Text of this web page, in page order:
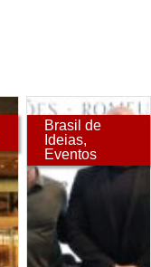
Brasil de
Ideias,
Eventos